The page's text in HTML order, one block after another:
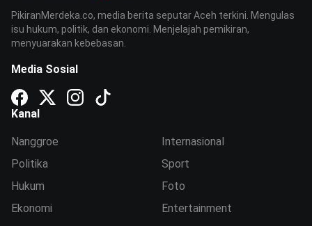
PikiranMerdeka.co, media berita seputar Aceh terkini. Mengulas
isu hukum, politik, dan ekonomi. Menjelajah pemikiran,
menyuarakan kebebasan.
Media Sosial
Kanal
Nanggroe
Politika
Hukum
Ekonomi
Internasional
Sport
Foto
Entertainment